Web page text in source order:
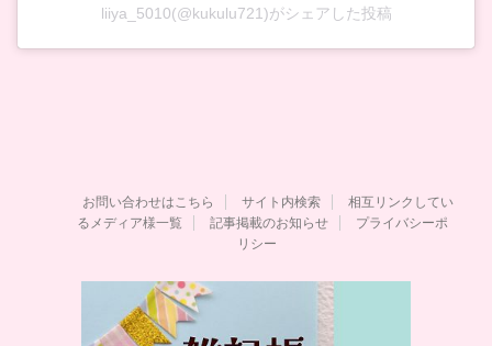
liiya_5010(@kukulu721)がシェアした投稿
お問い合わせはこちら サイト内検索
相互リンクしてい
るメディア様一覧
記事掲載のお知らせ
プライバシーポ
リシー